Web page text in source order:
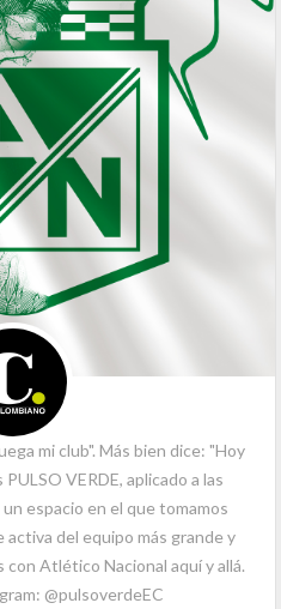
mi club". Más bien dice: "Hoy
VERDE, aplicado a las
espacio en el que tomamos
del equipo más grande y
con Atlético Nacional aquí y allá.
@pulsoverdeEC